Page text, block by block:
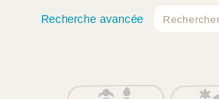
Recherche avancée